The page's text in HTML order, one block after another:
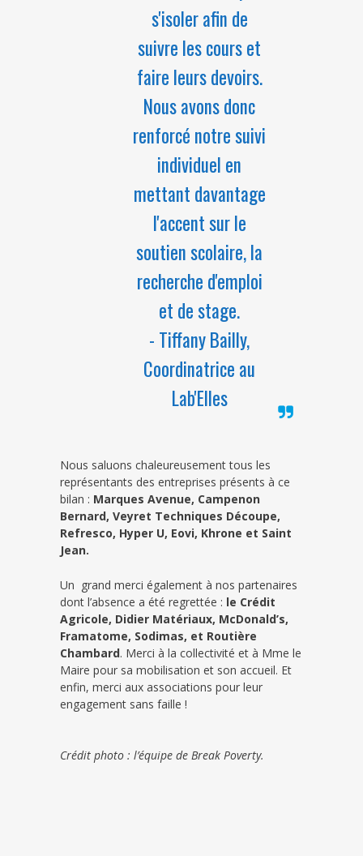
s'isoler afin de
suivre les cours et
faire leurs devoirs.
Nous avons donc
renforcé notre suivi
individuel en
mettant davantage
l'accent sur le
soutien scolaire, la
recherche d'emploi
et de stage.
- Tiffany Bailly,
Coordinatrice au
Lab'Elles
Nous saluons chaleureusement tous les
représentants des entreprises présents à ce
bilan : Marques Avenue, Campenon
Bernard, Veyret Techniques Découpe,
Refresco, Hyper U, Eovi, Khrone et Saint
Jean.
Un grand merci également à nos partenaires
dont l’absence a été regrettée : le Crédit
Agricole, Didier Matériaux, McDonald’s,
Framatome, Sodimas, et Routière
Chambard. Merci à la collectivité et à Mme le
Maire pour sa mobilisation et son accueil. Et
enfin, merci aux associations pour leur
engagement sans faille !
Crédit photo : l’équipe de Break Poverty.